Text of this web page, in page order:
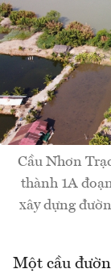
Cầu Nhơn
thành 1A
xây dựng
Một cầu